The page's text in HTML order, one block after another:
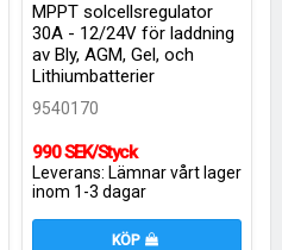
MPPT solcellsregulator
30A - 12/24V för laddning
av Bly, AGM, Gel, och
Lithiumbatterier
9540170
990 SEK/Styck
Leverans: Lämnar vårt lager
inom 1-3 dagar
KÖP